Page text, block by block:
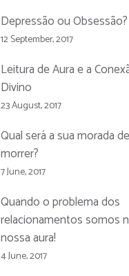
Depressão ou Obsessão?
12 September, 2017
Leitura de Aura e a
Divino
23 August, 2017
Qual será a sua morada
morrer?
7 June, 2017
Quando o problema dos
relacionamentos somos
nossa aura!
4 June, 2017